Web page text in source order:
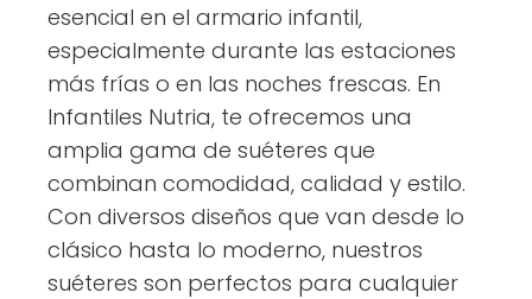
esencial en el armario infantil,
especialmente durante las estaciones
más frías o en las noches frescas. En
Infantiles Nutria, te ofrecemos una
amplia gama de suéteres que
combinan comodidad, calidad y estilo.
Con diversos diseños que van desde lo
clásico hasta lo moderno, nuestros
suéteres son perfectos para cualquier